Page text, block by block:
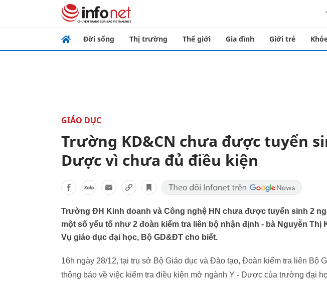
Đời sống Thị trường Thế giới Gia đình Giới trẻ
GIÁO DỤC
Trường KD&CN chưa được tuyển
Dược vì chưa đủ điều kiện
Trường ĐH Kinh doanh và Công nghệ HN chưa được tuyển sinh 2
một số yếu tố như 2 đoàn kiểm tra liên bộ nhận định - bà Nguyễn Thị
Vụ giáo dục đại học, Bộ GD&ĐT cho biết.
16h ngày 28/12, tại trụ sở Bộ Giáo dục và Đào tạo, Đoàn kiểm tra liên Bộ
thông báo về việc kiểm tra điều kiện mở ngành Y - Dược của trường đại